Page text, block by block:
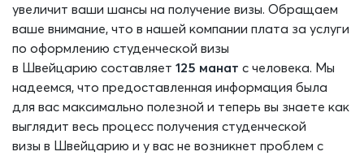
увеличит ваши шансы на получение визы. Обращаем
ваше внимание, что в нашей компании плата за услуги
по оформлению студенческой визы
в Швейцарию составляет 125 манат с человека. Мы
надеемся, что предоставленная информация была
для вас максимально полезной и теперь вы знаете как
выглядит весь процесс получения студенческой
визы в Швейцарию и у вас не возникнет проблем с